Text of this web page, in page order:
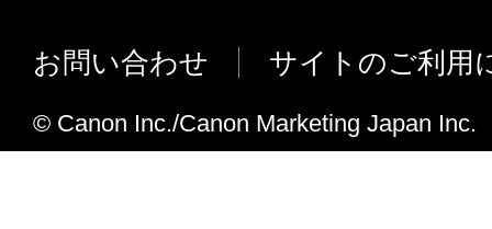
お問い合わせ サイトのご利用
© Canon Inc./Canon Marketing Japan Inc.